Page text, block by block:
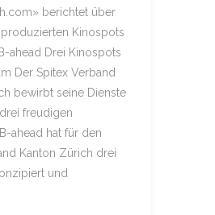
berichtet über
Kinospots
ahead Drei Kinospots
Der Spitex Verband
bewirbt seine Dienste
freudigen
ahead hat für den
Kanton Zürich drei
und